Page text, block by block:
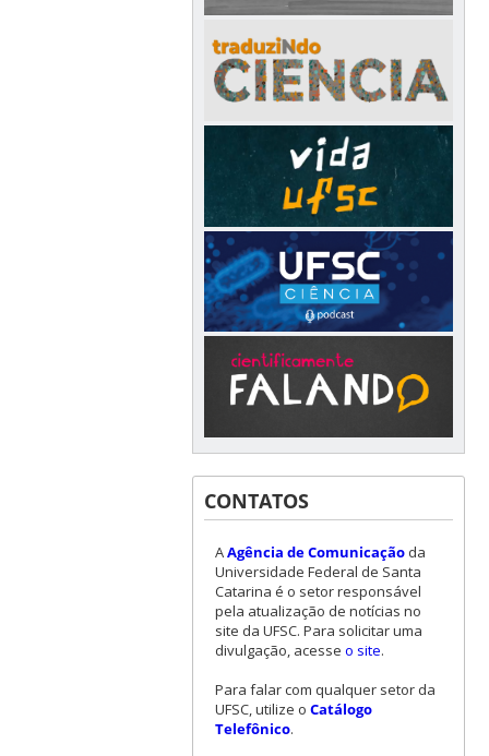
CONTATOS
AAgência de Comunicaçãoda
Universidade Federal de Santa
Catarina é o setor responsável
pela atualização de notícias no
site da UFSC. Para solicitar uma
divulgação, acesse o site.
Para falar com qualquer setor da
UFSC, utilize o Catálogo
Telefônico.